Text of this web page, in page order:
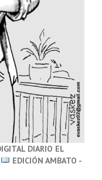
DIARIO EL
EDICIÓN AMBATO -